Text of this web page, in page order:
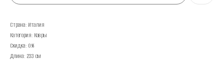
Страна: Италия
Категория: Ковры
Скидка: 0%
Длина: 233 см